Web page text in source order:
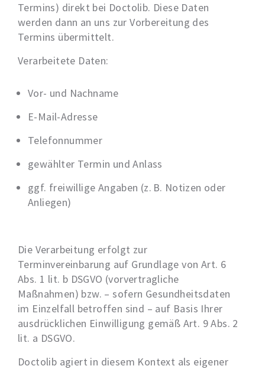
Termins) direkt bei Doctolib. Diese Daten
werden dann an uns zur Vorbereitung des
Termins übermittelt.
Verarbeitete Daten:
Vor- und Nachname
E-Mail-Adresse
Telefonnummer
gewählter Termin und Anlass
ggf. freiwillige Angaben (z. B. Notizen oder
Anliegen)
Die Verarbeitung erfolgt zur
Terminvereinbarung auf Grundlage von Art. 6
Abs. 1 lit. b DSGVO (vorvertragliche
Maßnahmen) bzw. – sofern Gesundheitsdaten
im Einzelfall betroffen sind – auf Basis Ihrer
ausdrücklichen Einwilligung gemäß Art. 9 Abs. 2
lit. a DSGVO.
Doctolib agiert in diesem Kontext als eigener